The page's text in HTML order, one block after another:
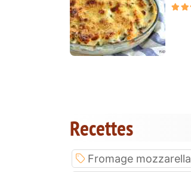
Recettes
Fromage mozzarella